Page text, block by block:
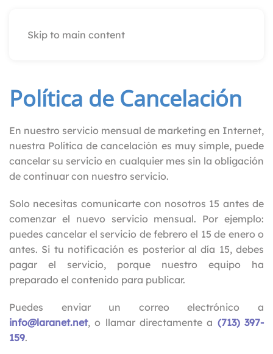
Skip to main content
Política de Cancelación
En nuestro servicio mensual de marketing en Internet,
nuestra Política de cancelación es muy simple, puede
cancelar su servicio en cualquier mes sin la obligación
de continuar con nuestro servicio.
Solo necesitas comunicarte con nosotros 15 antes de
comenzar el nuevo servicio mensual. Por ejemplo:
puedes cancelar el servicio de febrero el 15 de enero o
antes. Si tu notificación es posterior al día 15, debes
pagar el servicio, porque nuestro equipo ha
preparado el contenido para publicar.
Puedes enviar un correo electrónico a
info@laranet.net, o llamar directamente a (713) 397-
159.